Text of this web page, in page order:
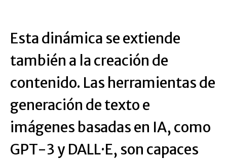
Esta dinámica se extiende
también a la creación de
contenido. Las herramientas de
generación de texto e
imágenes basadas en IA, como
GPT-3 y DALL·E, son capaces